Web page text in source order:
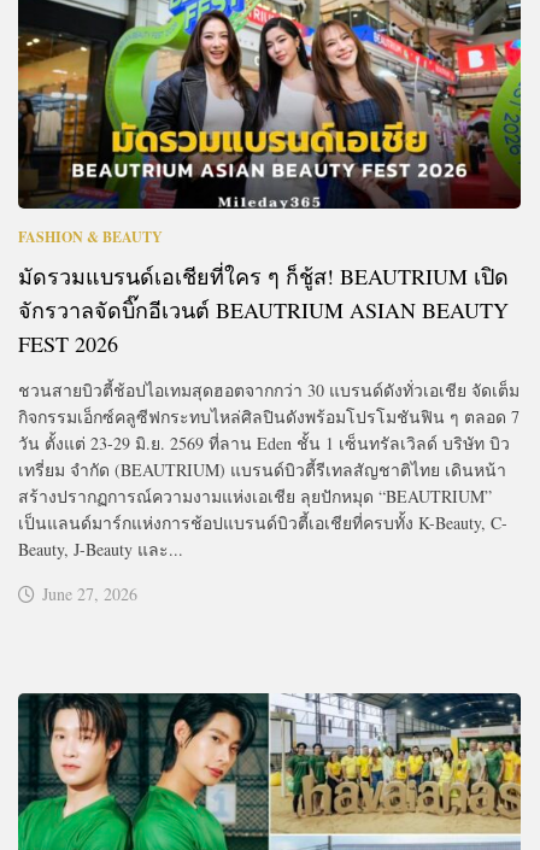
FASHION & BEAUTY
มัดรวมแบรนด์เอเชียที่ใคร ๆ ก็ชู้ส! BEAUTRIUM เปิด
จักรวาลจัดบิ๊กอีเวนต์ BEAUTRIUM ASIAN BEAUTY
FEST 2026
ชวนสายบิวตี้ช้อปไอเทมสุดฮอตจากกว่า 30 แบรนด์ดังทั่วเอเชีย จัดเต็ม
กิจกรรมเอ็กซ์คลูซีฟกระทบไหล่ศิลปินดังพร้อมโปรโมชันฟิน ๆ ตลอด 7
วัน ตั้งแต่ 23-29 มิ.ย. 2569 ที่ลาน Eden ชั้น 1 เซ็นทรัลเวิลด์ บริษัท บิว
เทรี่ยม จำกัด (BEAUTRIUM) แบรนด์บิวตี้รีเทลสัญชาติไทย เดินหน้า
สร้างปรากฏการณ์ความงามแห่งเอเชีย ลุยปักหมุด “BEAUTRIUM”
เป็นแลนด์มาร์กแห่งการช้อปแบรนด์บิวตี้เอเชียที่ครบทั้ง K-Beauty, C-
Beauty, J-Beauty และ...
June 27, 2026